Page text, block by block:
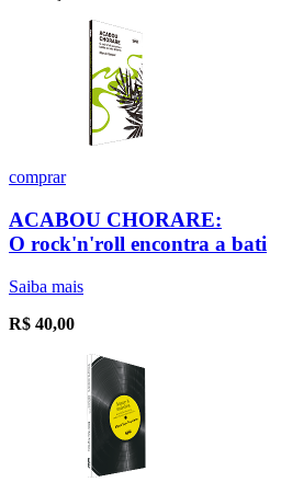
comprar
ACABOU CHORARE:
O rock'n'roll encontra a bati
Saiba mais
R$ 40,00